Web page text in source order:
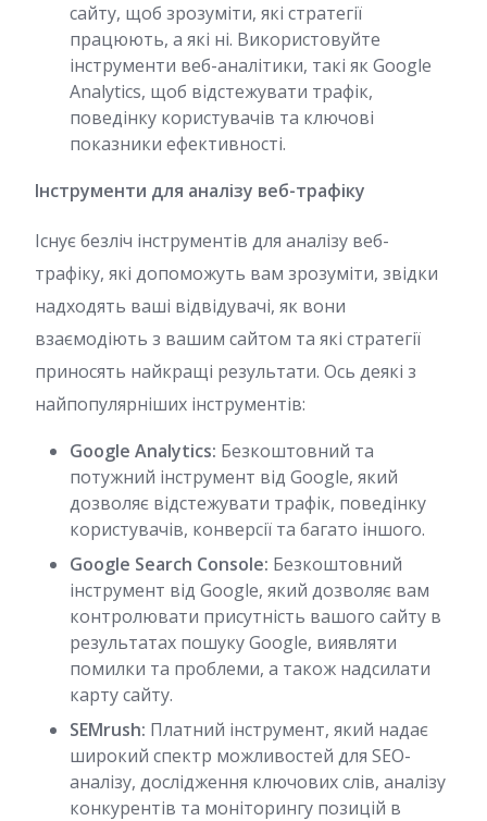
сайту, щоб зрозуміти, які стратегії
працюють, а які ні. Використовуйте
інструменти веб-аналітики, такі як Google
Analytics, щоб відстежувати трафік,
поведінку користувачів та ключові
показники ефективності.
Інструменти для аналізу веб-трафіку
Існує безліч інструментів для аналізу веб-
трафіку, які допоможуть вам зрозуміти, звідки
надходять ваші відвідувачі, як вони
взаємодіють з вашим сайтом та які стратегії
приносять найкращі результати. Ось деякі з
найпопулярніших інструментів:
Google Analytics: Безкоштовний та
потужний інструмент від Google, який
дозволяє відстежувати трафік, поведінку
користувачів, конверсії та багато іншого.
Google Search Console: Безкоштовний
інструмент від Google, який дозволяє вам
контролювати присутність вашого сайту в
результатах пошуку Google, виявляти
помилки та проблеми, а також надсилати
карту сайту.
SEMrush: Платний інструмент, який надає
широкий спектр можливостей для SEO-
аналізу, дослідження ключових слів, аналізу
конкурентів та моніторингу позицій в